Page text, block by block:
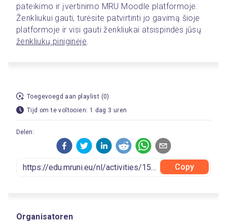
pateikimo ir įvertinimo MRU Moodle platformoje.
Ženkliukui gauti, turėsite patvirtinti jo gavimą šioje
ženkliukų piniginėje.
Toegevoegd aan playlist (0)
Tijd om te voltooien: 1 dag 3 uren
Delen:
Copy
Organisatoren